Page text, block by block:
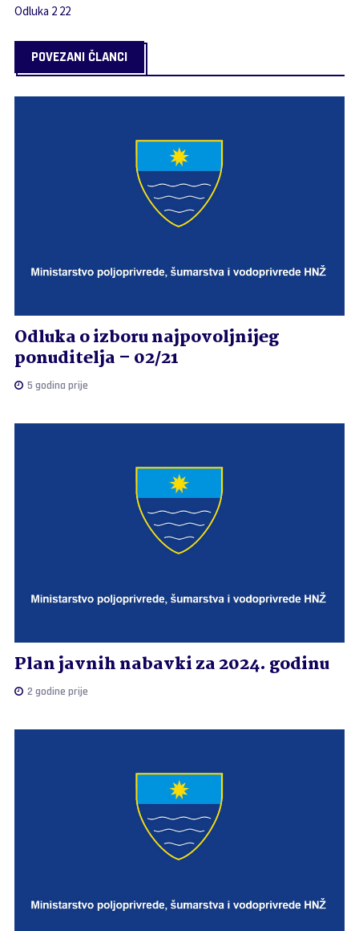
Odluka 2 22
POVEZANI ČLANCI
Odluka o izboru najpovoljnijeg
ponuditelja – 02/21
5 godina prije
Plan javnih nabavki za 2024. godinu
2 godine prije